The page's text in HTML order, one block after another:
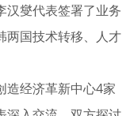
汉燮代表签署了业务
两国技术转移、人才
造经济革新中心4家